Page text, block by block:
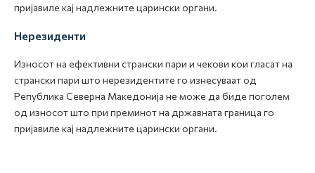
пријавиле кај надлежните царински органи.
Нерезиденти
Износот на ефективни странски пари и чекови кои гласат на
странски пари што нерезидентите го изнесуваат од
Република Северна Македонија не може да биде поголем
од износот што при преминот на државната граница го
пријавиле кај надлежните царински органи.